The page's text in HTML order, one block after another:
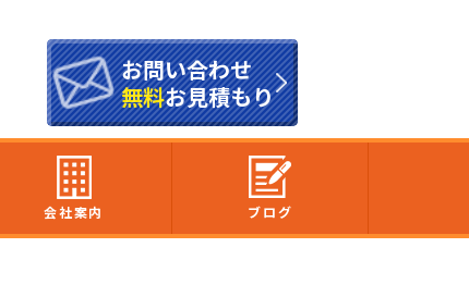
お問い合わせ
無料お見積もり
会社案内 ブログ